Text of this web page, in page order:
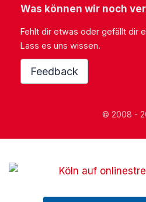
Was können wir noch
Fehlt dir etwas oder gefällt dir
Lass es uns wissen.
Feedback
© 2008 -